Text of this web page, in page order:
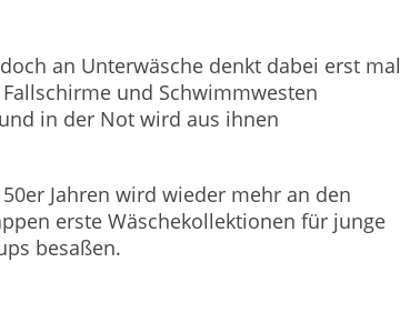
an Unterwäsche denkt dabei erst mal
und Schwimmwesten
in der Not wird aus ihnen
Jahren wird wieder mehr an den
erste Wäschekollektionen für junge
besaßen.